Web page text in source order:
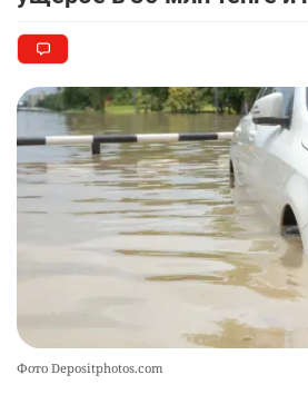
9
2324 7 71
10
🎬 Умер известный
кинорежиссёр Ардак
2306 0 50
Фото Depositphotos.com